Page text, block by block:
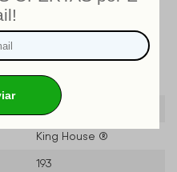
do produto
Atlanta
King House ®
193